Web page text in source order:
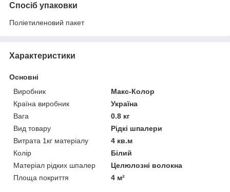
Спосіб упаковки
Поліетиленовий пакет
Характеристики
Основні
Виробник
Макс-Колор
Країна виробник
Україна
Вага
0.8 кг
Вид товару
Рідкі шпалери
Витрата 1кг матеріалу
4 кв.м
Колір
Білий
Матеріал рідких шпалер
Целюлозні волокна
Площа покриття
4 м²